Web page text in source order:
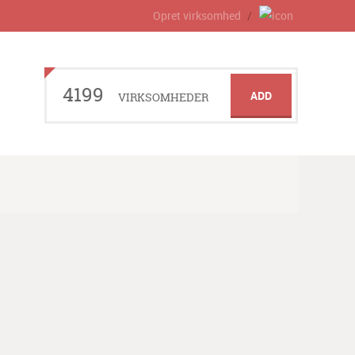
Opret virksomhed
4199 VIRKSOMHEDER ADD